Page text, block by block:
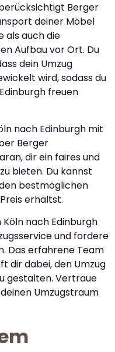
Berger
deiner Möbel
als auch die
Aufbau vor Ort. Du
dein Umzug
wird, sodass du
freuen
nach Edinburgh mit
Berger
dir ein faires und
bieten. Du kannst
bestmöglichen
erhältst.
nach Edinburgh
und fordere
Das erfahrene Team
dir dabei, den Umzug
gestalten. Vertraue
Umzugstraum